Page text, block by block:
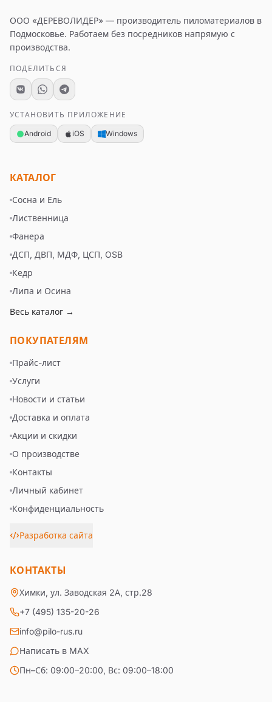
ООО «ДЕРЕВОЛИДЕР» — производитель пиломатериалов в
Подмосковье. Работаем без посредников напрямую с
производства.
ПОДЕЛИТЬСЯ
УСТАНОВИТЬ ПРИЛОЖЕНИЕ
Android iOS Windows
КАТАЛОГ
Сосна и Ель
Лиственница
Фанера
ДСП, ДВП, МДФ, ЦСП, OSB
Кедр
Липа и Осина
Весь каталог →
ПОКУПАТЕЛЯМ
Прайс-лист
Услуги
Новости и статьи
Доставка и оплата
Акции и скидки
О производстве
Контакты
Личный кабинет
Конфиденциальность
Разработка сайта
КОНТАКТЫ
Химки, ул. Заводская 2А, стр.28
+7 (495) 135-20-26
info@pilo-rus.ru
Написать в MAX
Пн–Сб: 09:00–20:00, Вс: 09:00–18:00